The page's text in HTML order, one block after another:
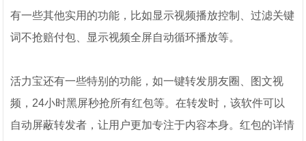
有一些其他实用的功能，比如显示视频播放控制、过滤关键
词不抢赔付包、显示视频全屏自动循环播放等。
活力宝还有一些特别的功能，如一键转发朋友圈、图文视
频，24小时黑屏秒抢所有红包等。在转发时，该软件可以
自动屏蔽转发者，让用户更加专注于内容本身。红包的详情